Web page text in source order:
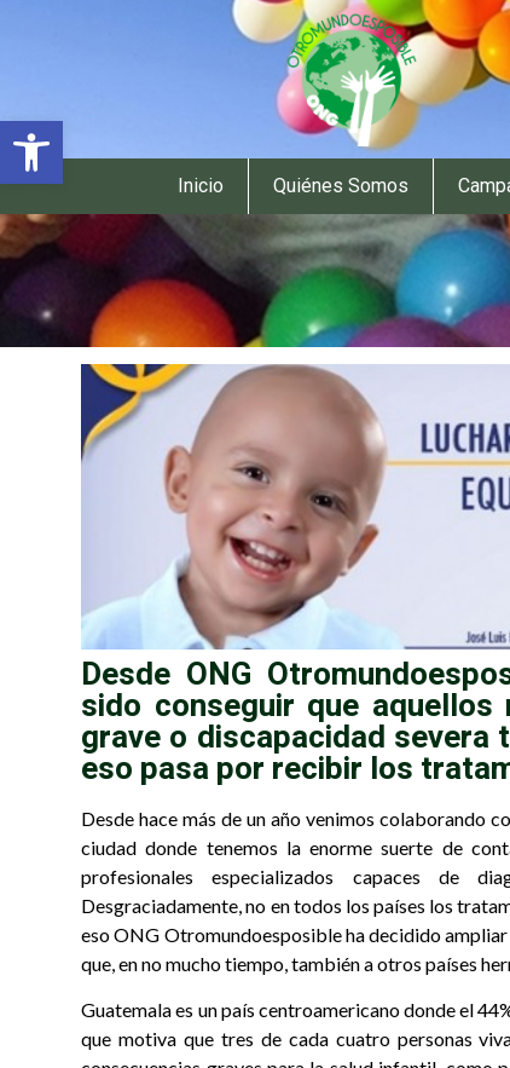
Abrir barra de herramientas
Inicio Quiénes Somos
Desde ONG
sido conseguir que
grave o discapacidad severa
eso pasa por recibir los
Desde hace más de un año venimos colaborando
ciudad donde tenemos la enorme suerte de
profesionales especializados capaces de
Desgraciadamente, no en todos los países los
eso ONG Otromundoesposible ha decidido ampliar
que, en no mucho tiempo, también a otros países
Guatemala es un país centroamericano donde el
que motiva que tres de cada cuatro personas